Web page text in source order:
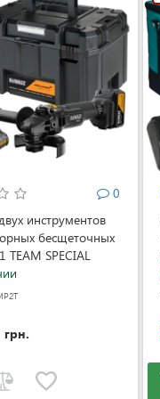
0
инструментов
бесщеточных
TEAM SPECIAL
(АКБ и ЗУ)
грн.